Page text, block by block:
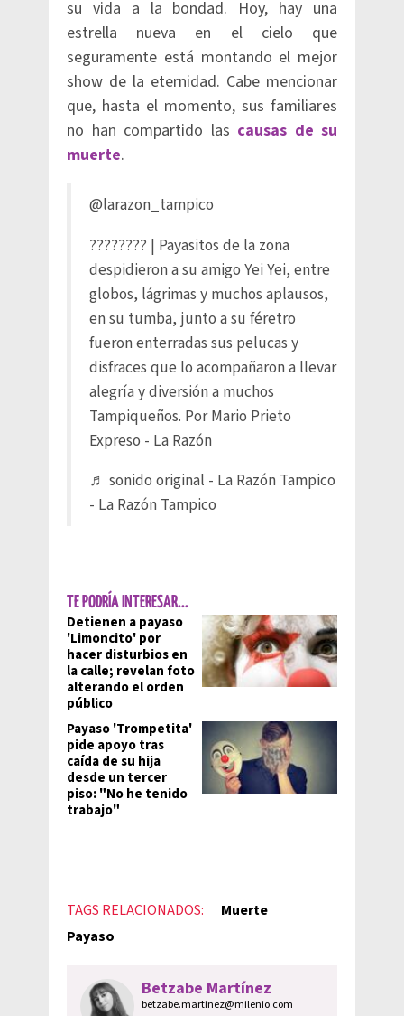
su vida a la bondad. Hoy, hay una
estrella nueva en el cielo que
seguramente está montando el mejor
show de la eternidad. Cabe mencionar
que, hasta el momento, sus familiares
no han compartido las causas de su
muerte.
@larazon_tampico
????????️ | Payasitos de la zona
despidieron a su amigo Yei Yei, entre
globos, lágrimas y muchos aplausos,
en su tumba, junto a su féretro
fueron enterradas sus pelucas y
disfraces que lo acompañaron a llevar
alegría y diversión a muchos
Tampiqueños. Por Mario Prieto
Expreso - La Razón
♬ sonido original - La Razón Tampico
- La Razón Tampico
TE PODRÍA INTERESAR...
Detienen a payaso
'Limoncito' por
hacer disturbios en
la calle; revelan foto
alterando el orden
público
Payaso 'Trompetita'
pide apoyo tras
caída de su hija
desde un tercer
piso: "No he tenido
trabajo"
TAGS RELACIONADOS:
Muerte
Payaso
Betzabe Martínez
betzabe.martinez@milenio.com